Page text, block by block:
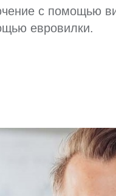
с помощью
евровилки.